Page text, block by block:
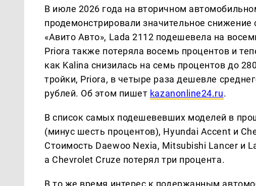
В июле 2026 года на вторичном
продемонстрировали значительное
«Авито Авто», Lada 2112 подешевела на
Priora также потеряла восемь процентов и
как Kalina снизилась на семь процентов до
тройки, Priora, в четыре раза дешевле
рублей. Об этом пишет kazanonline24.ru.
В список самых подешевевших моделей в
(минус шесть процентов), Hyundai Accent и
Стоимость Daewoo Nexia, Mitsubishi Lancer и
а Chevrolet Cruze потерял три процента.
В то же время интерес к подержанным